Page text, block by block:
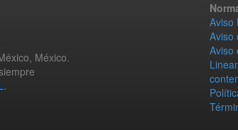
México.
.
Aviso
Aviso
Aviso